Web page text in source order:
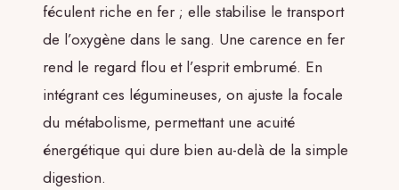
féculent riche en fer ; elle stabilise le transport
de l’oxygène dans le sang. Une carence en fer
rend le regard flou et l’esprit embrumé. En
intégrant ces légumineuses, on ajuste la focale
du métabolisme, permettant une acuité
énergétique qui dure bien au-delà de la simple
digestion.